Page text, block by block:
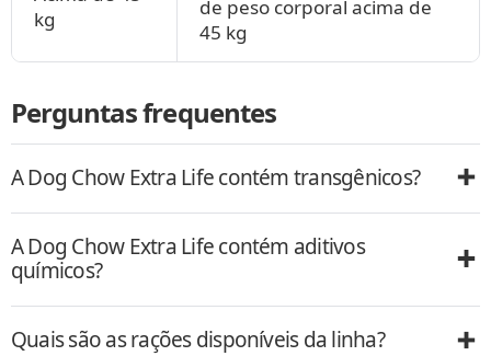
kg
de peso corporal acima de
45 kg
Perguntas frequentes
A Dog Chow Extra Life contém transgênicos?
A Dog Chow Extra Life contém aditivos
químicos?
Quais são as rações disponíveis da linha?